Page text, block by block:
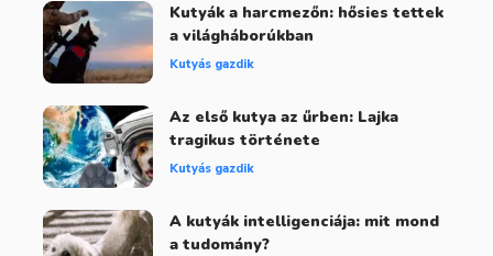
Kutyák a harcmezőn: hősies tettek
a világháborúkban
Kutyás gazdik
Az első kutya az űrben: Lajka
tragikus története
Kutyás gazdik
A kutyák intelligenciája: mit mond
a tudomány?